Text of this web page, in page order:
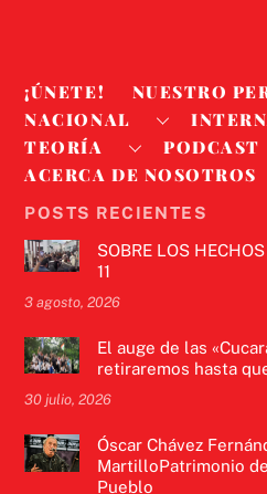
¡ÚNETE!
NUESTRO
NACIONAL
TEORÍA
PODCAST
ACERCA DE NOSOTROS
POSTS RECIENTES
SOBRE LOS
11
3 agosto, 2026
El auge de las
retiraremos hasta
30 julio, 2026
Óscar Chávez
MartilloPatrimonio
Pueblo